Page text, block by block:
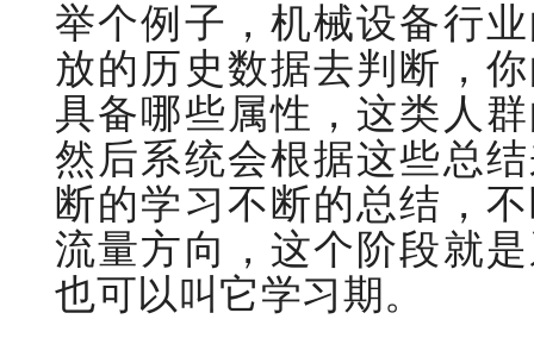
举个例子，机械设备行
放的历史数据去判断，
具备哪些属性，这类人
然后系统会根据这些总
断的学习不断的总结，
流量方向，这个阶段就
也可以叫它学习期。